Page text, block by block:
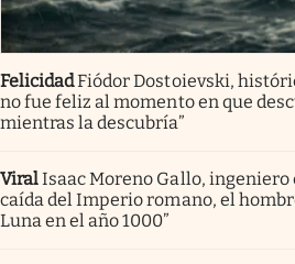
FelicidadFiódor Dostoievski,
no fue feliz al momento en que
mientras la descubría”
ViralIsaac Moreno Gallo, ingeniero
caída del Imperio romano, el
Luna en el año 1000”